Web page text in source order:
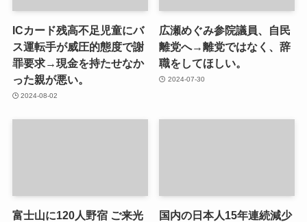
ICカード残高不足児童にバ
ス運転手が威圧的態度で謝
罪要求→現金を持たせなか
った親が悪い。
2024-08-02
広瀬めぐみ参院議員、自民
離党へ→離党ではなく、辞
職をしてほしい。
2024-07-30
富士山に120人野宿 ご来光
国内の日本人15年連続減少